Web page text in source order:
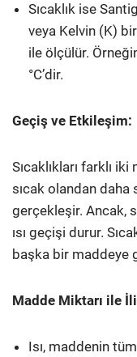
Sıcaklık ise
veya Kelvin (K)
ile ölçülür.
°C’dir.
Geçiş ve Etkileşim:
Sıcaklıkları farklı
sıcak olandan daha
gerçekleşir. Ancak,
ısı geçişi durur.
başka bir maddeye
Madde Miktarı ile
Isı, maddenin